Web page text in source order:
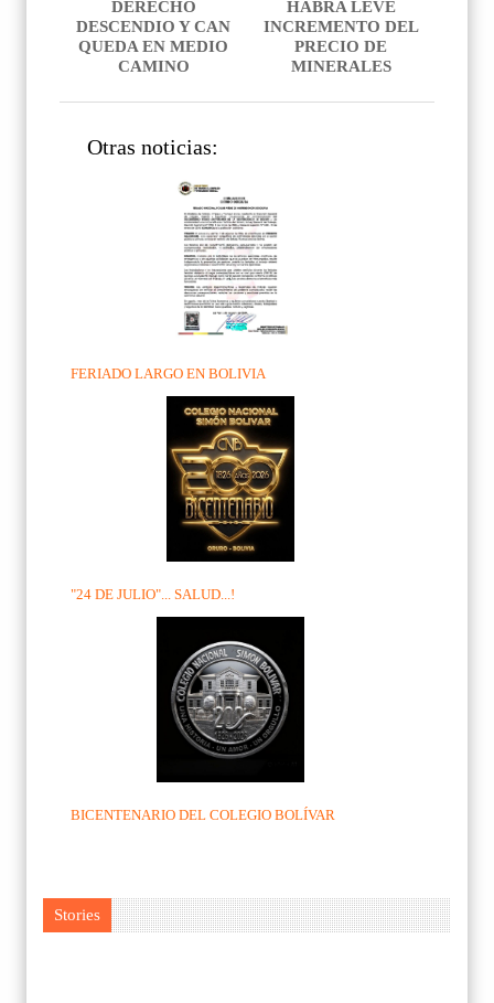
HABRA LEVE
INCREMENTO DEL
PRECIO DE
MINERALES
DERECHO
DESCENDIO Y CAN
QUEDA EN MEDIO
CAMINO
Otras noticias:
FERIADO LARGO EN BOLIVIA
"24 DE JULIO"... SALUD...!
BICENTENARIO DEL COLEGIO BOLÍVAR
Stories